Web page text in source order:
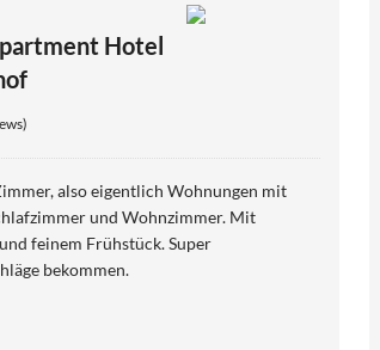
Hotel
also eigentlich Wohnungen mit
und Wohnzimmer. Mit
feinem Frühstück. Super
bekommen.